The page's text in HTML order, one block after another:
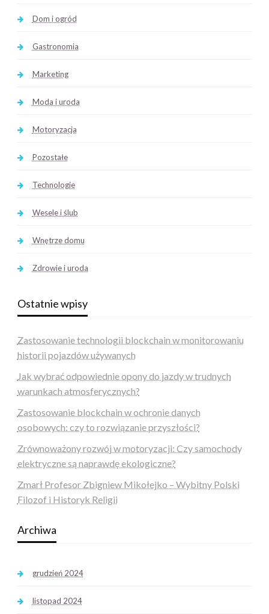
Dom i ogród
Gastronomia
Marketing
Moda i uroda
Motoryzacja
Pozostałe
Technologie
Wesele i ślub
Wnętrze domu
Zdrowie i uroda
Ostatnie wpisy
Zastosowanie technologii blockchain w monitorowaniu
historii pojazdów używanych
Jak wybrać odpowiednie opony do jazdy w trudnych
warunkach atmosferycznych?
Zastosowanie blockchain w ochronie danych
osobowych: czy to rozwiązanie przyszłości?
Zrównoważony rozwój w motoryzacji: Czy samochody
elektryczne są naprawdę ekologiczne?
Zmarł Profesor Zbigniew Mikołejko – Wybitny Polski
Filozof i Historyk Religii
Archiwa
grudzień 2024
listopad 2024